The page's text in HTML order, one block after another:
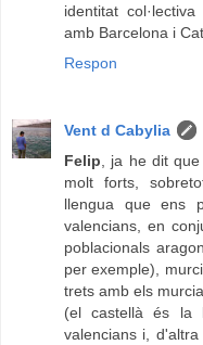
identitat
amb Barcelona i
Respon
Vent d Cabylia
Felip , ja he dit
molt forts,
llengua que ens
valencians, en
poblacionals
per exemple),
trets amb els
(el castellà és la
valencians i,